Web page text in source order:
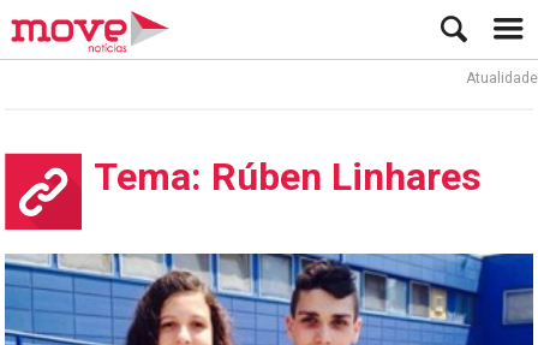
Atualidade
Tema: Rúben Linhares